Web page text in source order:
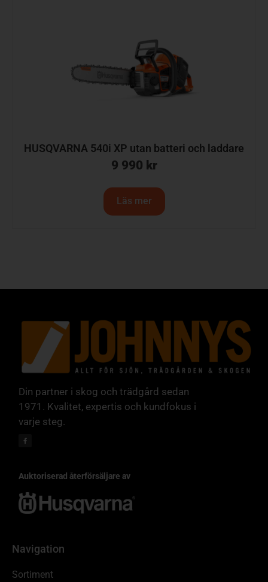
HUSQVARNA 540i XP utan batteri och laddare
9 990 kr
Läs mer
Din partner i skog och trädgård sedan
1971. Kvalitet, expertis och kundfokus i
varje steg.
Auktoriserad återförsäljare av
Navigation
Sortiment